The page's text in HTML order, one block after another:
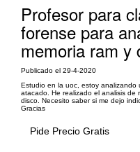
Profesor para
forense para
memoria ram y
Publicado el 29-4-2020
Estudio en la uoc, estoy analizando
atacado. He realizado el analisis de
disco. Necesito saber si me dejo
Gracias
Pide Precio Gratis